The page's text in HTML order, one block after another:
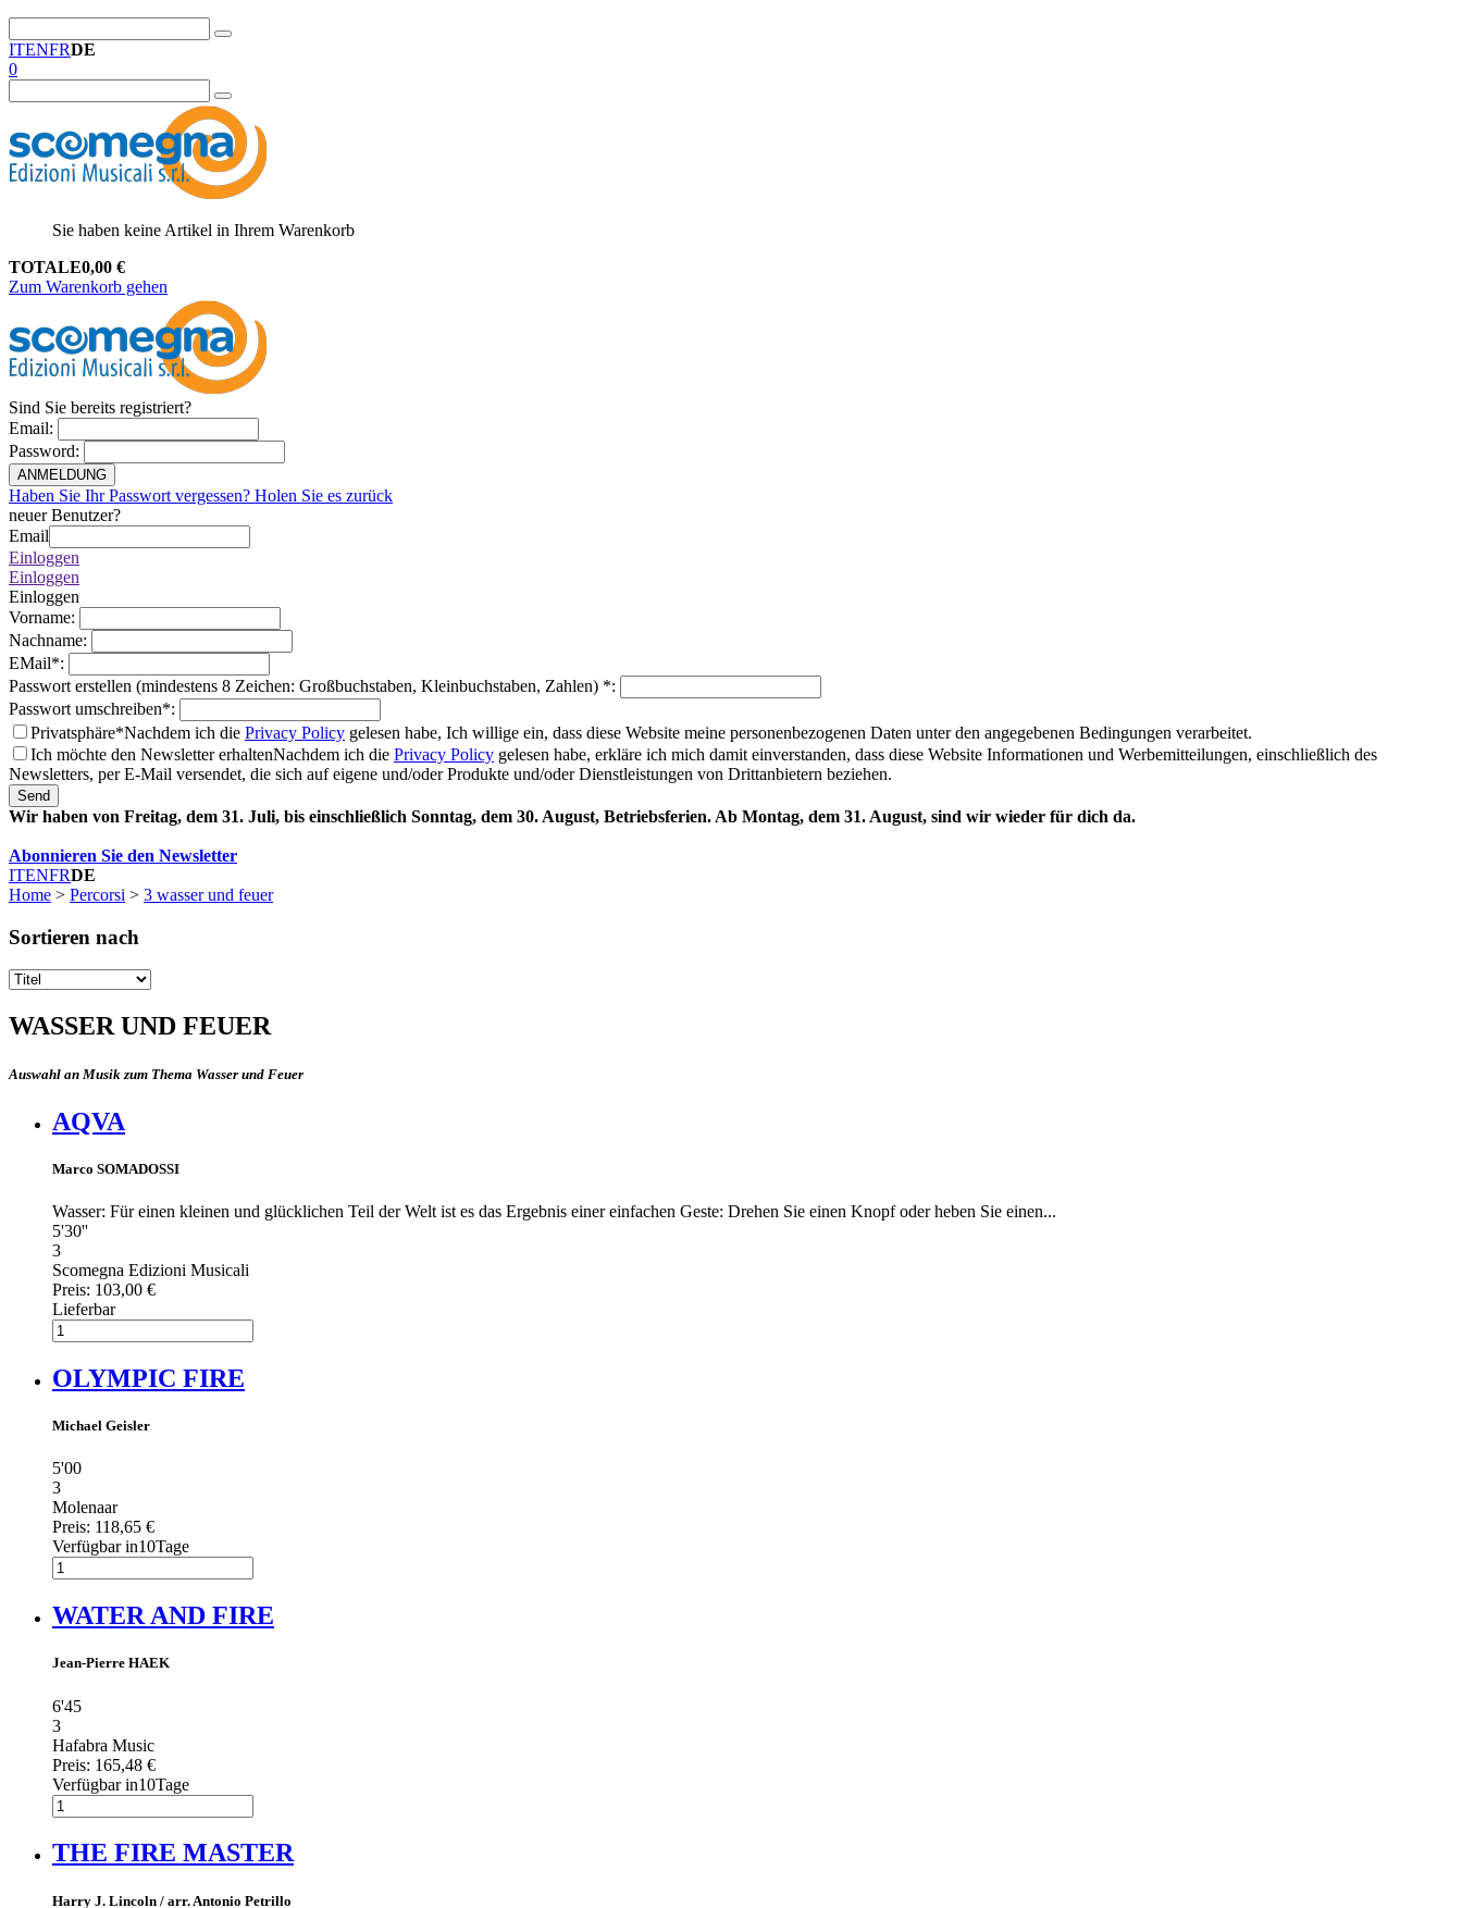
ITENFRDE
0
Sie haben keine Artikel in Ihrem Warenkorb
TOTALE0,00 €
Zum Warenkorb gehen
Sind Sie bereits registriert?
Email:
Password:
ANMELDUNG
Haben Sie Ihr Passwort vergessen? Holen Sie es zurück
neuer Benutzer?
Email
Einloggen
Einloggen
Einloggen
Vorname:
Nachname:
EMail*:
Passwort erstellen (mindestens 8 Zeichen: Großbuchstaben, Kleinbuchstaben, Zahlen) *:
Passwort umschreiben*:
Privatsphäre*Nachdem ich die Privacy Policy gelesen habe, Ich willige ein, dass diese Website meine personenbezogenen Daten unter den angegebenen Bedingungen verarbeitet.
Ich möchte den Newsletter erhaltenNachdem ich die Privacy Policy gelesen habe, erkläre ich mich damit einverstanden, dass diese Website Informationen und Werbemitteilungen, einschließlich des
Newsletters, per E-Mail versendet, die sich auf eigene und/oder Produkte und/oder Dienstleistungen von Drittanbietern beziehen.
Send
Wir haben von Freitag, dem 31. Juli, bis einschließlich Sonntag, dem 30. August, Betriebsferien. Ab Montag, dem 31. August, sind wir wieder für dich da.
Abonnieren Sie den Newsletter
ITENFRDE
Home > Percorsi > 3 wasser und feuer
Sortieren nach
WASSER UND FEUER
Auswahl an Musik zum Thema Wasser und Feuer
AQVA
Marco SOMADOSSI
Wasser: Für einen kleinen und glücklichen Teil der Welt ist es das Ergebnis einer einfachen Geste: Drehen Sie einen Knopf oder heben Sie einen...
5'30''
3
Scomegna Edizioni Musicali
Preis: 103,00 €
Lieferbar
OLYMPIC FIRE
Michael Geisler
5'00
3
Molenaar
Preis: 118,65 €
Verfügbar in10Tage
WATER AND FIRE
Jean-Pierre HAEK
6'45
3
Hafabra Music
Preis: 165,48 €
Verfügbar in10Tage
THE FIRE MASTER
Harry J. Lincoln / arr. Antonio Petrillo